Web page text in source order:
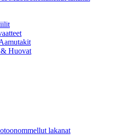
Huovat
lakanat